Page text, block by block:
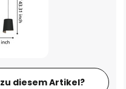
diesem Artikel?